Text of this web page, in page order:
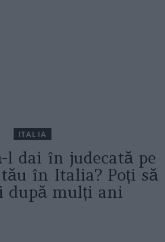
ITALIA
l dai în judecată pe
în Italia? Poți să
după mulți ani